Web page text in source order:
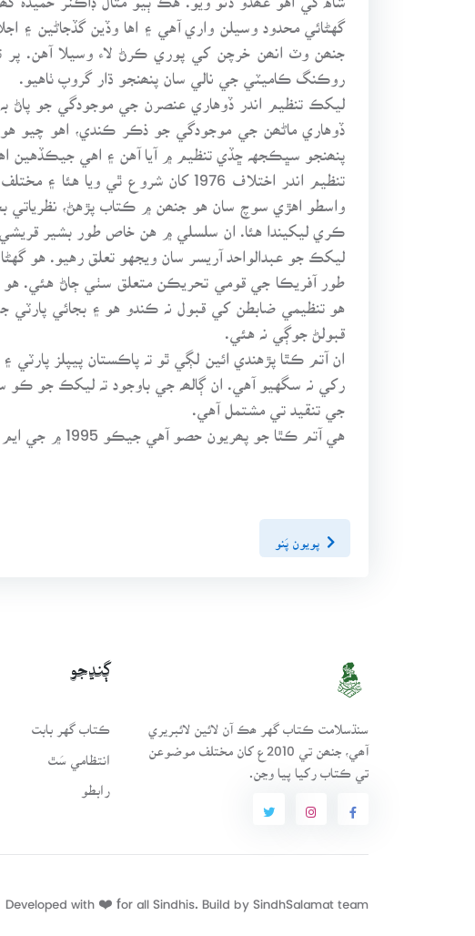
گهڻائي محدود وسيلن واري آهي ۽ اها وڏين گڏجاڻين
جنھن وٽ انھن خرچن کي پوري ڪرڻ لاء وسيلا آهن.
روڪنگ ڪاميٽي جي نالي سان پنھنجو ڌار گروپ ٺاهيو.
ليکڪ تنظيم اندر ڏوهاري عنصرن جي موجودگي جو پاڻ
ڏوهاري ماڻھن جي موجودگي جو ذڪر ڪندي، اهو چيو
پنھنجو سڀڪجهہ ڇڏي تنظيم ۾ آيا آهن ۽ اهي جيڪڏهين اهي
تنظيم اندر اختلاف 1976 کان
واسطو اهڙي سوچ سان هو جنھن ۾ ڪتاب پڙهڻ، نظرياتي
ڪري ليکيندا هئا. ان سلسلي ۾ هن خاص طور بشير
ليکڪ جو عبدالواحد آريسر سان ويجهو تعلق رهيو. هو
طور آفريڪا جي قومي تحريڪن متعلق سٺي ڄاڻ هئي.
هو تنظيمي ضابطن کي قبول نہ ڪندو هو ۽ بجائي پارٽي
قبولڻ جوڳي نہ هئي.
ان آتم ڪٿا پڙهندي ائين لڳي ٿو تہ پاڪستان پيپلز
رکي نہ سگهيو آهي. ان ڳالھہ جي باوجود تہ ليکڪ جو
جي تنقيد تي مشتمل آهي.
هي آتم ڪٿا جو پھريون حصو آهي جيڪو 1995 ۾ جي ايم سيد جي وفات تي ختم ٿئي ٿو.
پويون پَنو
سنڌسلامت ڪتاب گهر ھڪ آن لائين لائبريري
آھي، جنھن تي 2010ع کان مختلف موضوعن
تي ڪتاب رکيا پيا وڃن.
ڳنڍجو
ڪتاب گهر بابت
انتظامي سَٿ
رابطو
Developed with ❤️ for all Sindhis. Build by SindhSalamat